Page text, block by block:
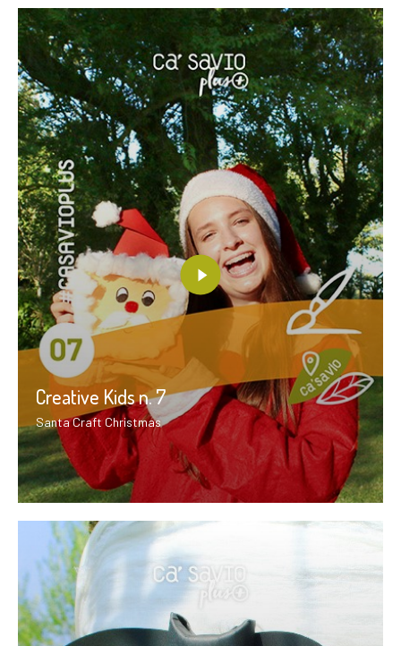
Creative Kids n. 7
Santa Craft Christmas